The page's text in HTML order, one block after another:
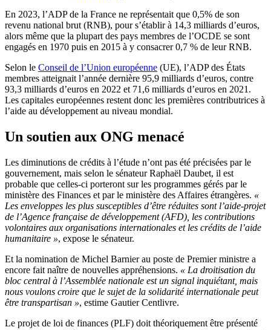
En 2023, l’ADP de la France ne représentait que 0,5% de son
revenu national brut (RNB), pour s’établir à 14,3 milliards d’euros,
alors même que la plupart des pays membres de l’OCDE se sont
engagés en 1970 puis en 2015 à y consacrer 0,7 % de leur RNB.
Selon le Conseil de l’Union européenne (UE), l’ADP des États
membres atteignait l’année dernière 95,9 milliards d’euros, contre
93,3 milliards d’euros en 2022 et 71,6 milliards d’euros en 2021.
Les capitales européennes restent donc les premières contributrices à
l’aide au développement au niveau mondial.
Un soutien aux ONG menacé
Les diminutions de crédits à l’étude n’ont pas été précisées par le
gouvernement, mais selon le sénateur Raphaël Daubet, il est
probable que celles-ci porteront sur les programmes gérés par le
ministère des Finances et par le ministère des Affaires étrangères. «
Les enveloppes les plus susceptibles d’être réduites sont l’aide-projet
de l’Agence française de développement (AFD), les contributions
volontaires aux organisations internationales et les crédits de l’aide
humanitaire », expose le sénateur.
Et la nomination de Michel Barnier au poste de Premier ministre a
encore fait naître de nouvelles appréhensions. « La droitisation du
bloc central à l’Assemblée nationale est un signal inquiétant, mais
nous voulons croire que le sujet de la solidarité internationale peut
être transpartisan », estime Gautier Centlivre.
Le projet de loi de finances (PLF) doit théoriquement être présenté